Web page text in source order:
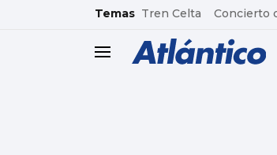
common.go-to-content
Temas Tren Celta Concierto
header.menu.open